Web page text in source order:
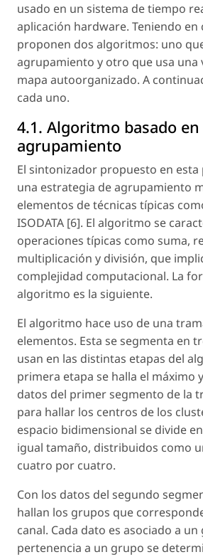
usado en un sistema de tiempo
aplicación hardware. Teniendo en
proponen dos algoritmos: uno
agrupamiento y otro que usa una
mapa autoorganizado. A
cada uno.
4.1. Algoritmo basado en
agrupamiento
El sintonizador propuesto en esta
una estrategia de agrupamiento
elementos de técnicas típicas
ISODATA [6]. El algoritmo se
operaciones típicas como suma,
multiplicación y división, que
complejidad computacional. La
algoritmo es la siguiente.
El algoritmo hace uso de una
elementos. Esta se segmenta en
usan en las distintas etapas del
primera etapa se halla el máximo
datos del primer segmento de la
para hallar los centros de los
espacio bidimensional se divide
igual tamaño, distribuidos como
cuatro por cuatro.
Con los datos del segundo
hallan los grupos que
canal. Cada dato es asociado a un
pertenencia a un grupo se